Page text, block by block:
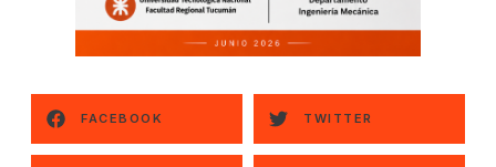
FACEBOOK TWITTER